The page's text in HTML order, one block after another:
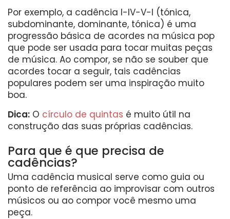
Por exemplo, a cadência I-IV-V-I (tónica,
subdominante, dominante, tónica) é uma
progressão básica de acordes na música pop
que pode ser usada para tocar muitas peças
de música. Ao compor, se não se souber que
acordes tocar a seguir, tais cadências
populares podem ser uma inspiração muito
boa.
Dica: O círculo de quintas é muito útil na
construção das suas próprias cadências.
Para que é que precisa de
cadências?
Uma cadência musical serve como guia ou
ponto de referência ao improvisar com outros
músicos ou ao compor você mesmo uma
peça.